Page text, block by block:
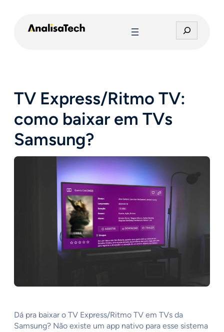
e
s
a
TV Express/Ritmo TV:
como baixar em TVs
Samsung?
Dá pra baixar o TV Express/Ritmo TV em TVs da
Samsung? Não existe um app nativo para esse sistema